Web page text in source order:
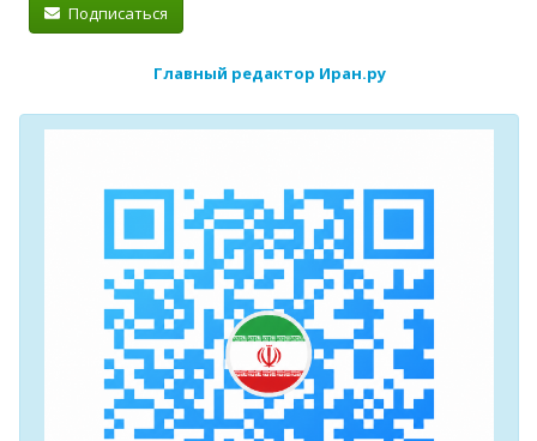
Подписаться
Главный редактор Иран.ру